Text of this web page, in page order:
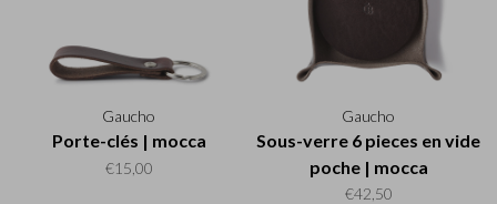
Gaucho
Porte-clés | mocca
€15,00
Gaucho
Sous-verre 6 pieces en vide
poche | mocca
€42,50